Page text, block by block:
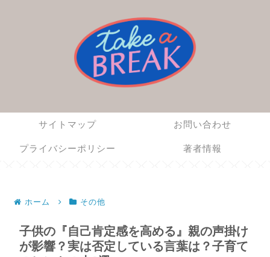
サイトマップ お問い合わせ
プライバシーポリシー 著者情報
ホーム その他
子供の『自己肯定感を高める』親の声掛け
が影響？実は否定している言葉は？子育て